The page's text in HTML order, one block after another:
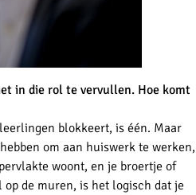
in die rol te vervullen. Hoe komt
blokkeert, is één. Maar
om aan huiswerk te werken,
woont, en je broertje of
de muren, is het logisch dat je